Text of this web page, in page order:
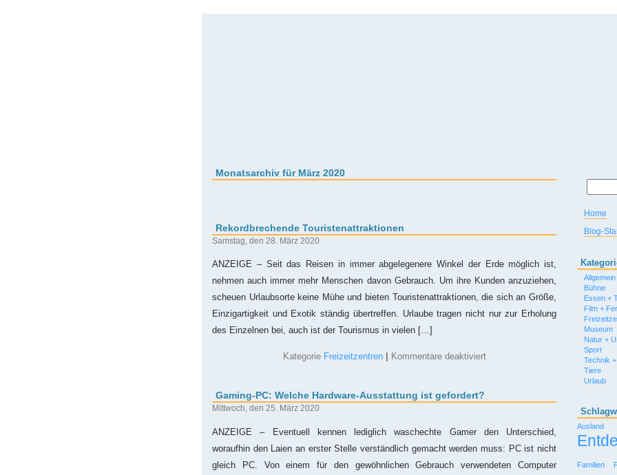
Monatsarchiv für März 2020
Rekordbrechende Touristenattraktionen
Samstag, den 28. März 2020
ANZEIGE – Seit das Reisen in immer abgelegenere Winkel der Erde möglich ist,
nehmen auch immer mehr Menschen davon Gebrauch. Um ihre Kunden anzuziehen,
scheuen Urlaubsorte keine Mühe und bieten Touristenattraktionen, die sich an Größe,
Einzigartigkeit und Exotik ständig übertreffen. Urlaube tragen nicht nur zur Erholung
des Einzelnen bei, auch ist der Tourismus in vielen […]
Kategorie Freizeitzentren Kommentare deaktiviertfür
Gaming-PC: Welche Hardware-Ausstattung ist gefordert?
Mittwoch, den 25. März 2020
ANZEIGE – Eventuell kennen lediglich waschechte Gamer den Unterschied,
woraufhin den Laien an erster Stelle verständlich gemacht werden muss: PC ist nicht
gleich PC. Von einem für den gewöhnlichen Gebrauch verwendeten Computer
Home
Blog-
Allgemein
Bühne
Essen +
Film +
Museum
Natur +
Sport
Technik
Tiere
Urlaub
Ausland
Familien